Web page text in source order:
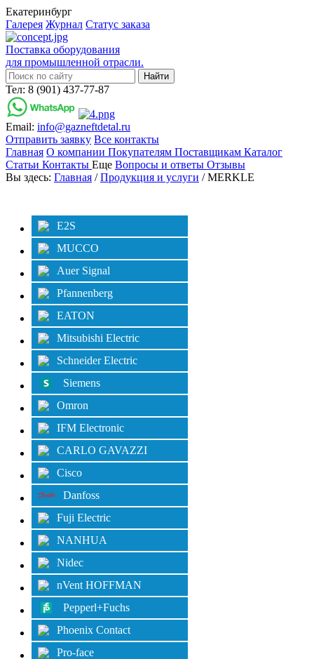
Екатеринбург
Галерея Журнал Статус заказа
Поставка оборудования
для промышленной отрасли.
Тел: 8 (901) 437-77-87
Email: info@gazneftdetal.ru
Отправить заявку Все контакты
Главная О компании Покупателям Поставщикам Каталог
Статьи Контакты Еще Вопросы и ответы Отзывы
Вы здесь: Главная /Продукция и услуги / MERKLE
E2S
MUCCO
Auer Signal
Pfannenberg
EATON
Mitsubishi Electric
Schneider Electric
Siemens
Omron
IFM Electronic
CARLO GAVAZZI
Cisco
Danfoss
Fuji Electric
NANHUA
Nidec
nVent HOFFMAN
Pepperl+Fuchs
Phoenix Contact
Pro-face